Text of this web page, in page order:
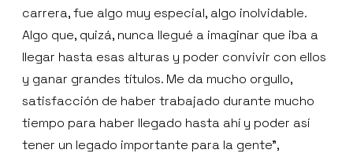
carrera, fue algo muy especial, algo inolvidable.
Algo que, quizá, nunca llegué a imaginar que iba a
llegar hasta esas alturas y poder convivir con ellos
y ganar grandes títulos. Me da mucho orgullo,
satisfacción de haber trabajado durante mucho
tiempo para haber llegado hasta ahí y poder así
tener un legado importante para la gente”,